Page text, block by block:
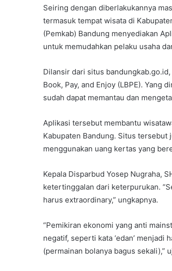
Seiring dengan diberlakukannya
termasuk tempat wisata di
(Pemkab) Bandung menyediakan
untuk memudahkan pelaku usaha
Dilansir dari situs
Book, Pay, and Enjoy (LBPE). Yang
sudah dapat memantau dan
Aplikasi tersebut membantu
Kabupaten Bandung. Situs tersebut
menggunakan uang kertas yang
Kepala Disparbud Yosep Nugraha,
ketertinggalan dari keterpurukan.
harus extraordinary,” ungkapnya.
“Pemikiran ekonomi yang anti
negatif, seperti kata ‘edan’
(permainan bolanya bagus sekali),”